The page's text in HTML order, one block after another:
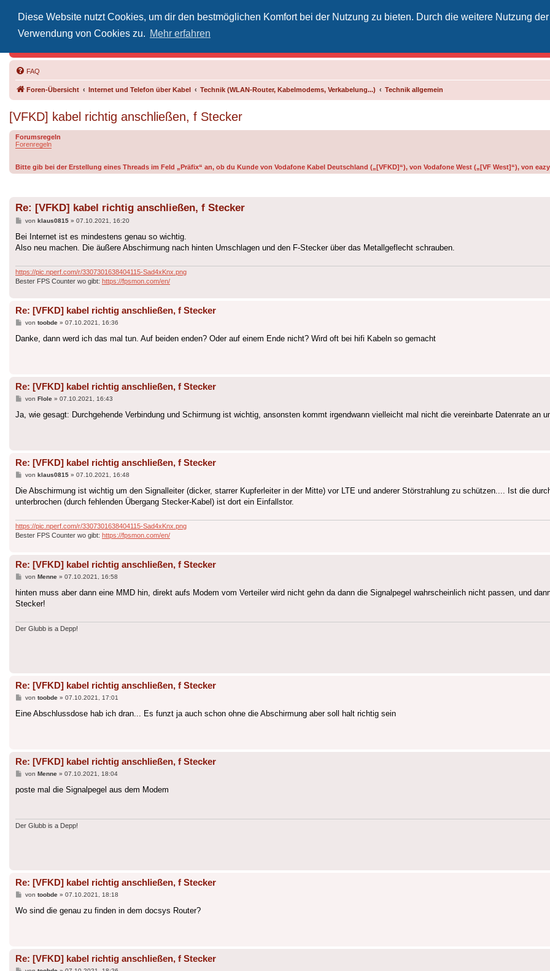
Diese Website nutzt Cookies, um dir den bestmöglichen Komfort bei der Nutzung zu bieten. Durch die weitere Nutzung
Verwendung von Cookies zu. Mehr erfahren
FAQ
Foren-Übersicht Internet und Telefon über Kabel Technik (WLAN-Router, Kabelmodems, Verkabelung...) Technik allgemein
[VFKD] kabel richtig anschließen, f Stecker
Forumsregeln
Forenregeln
Bitte gib bei der Erstellung eines Threads im Feld „Präfix“ an, ob du Kunde von Vodafone Kabel Deutschland („[VFKD]“), von Vodafone West („[VF West]“), von
Re: [VFKD] kabel richtig anschließen, f Stecker
Beitrag
von klaus0815» 07.10.2021, 16:20
Bei Internet ist es mindestens genau so wichtig.
Also neu machen. Die äußere Abschirmung nach hinten Umschlagen und den F-Stecker über das Metallgeflecht schrauben.
https://pic.nperf.com/r/3307301638404115-Sad4xKnx.png
Bester FPS Counter wo gibt: https://fpsmon.com/en/
Re: [VFKD] kabel richtig anschließen, f Stecker
Beitrag
von toobde» 07.10.2021, 16:36
Danke, dann werd ich das mal tun. Auf beiden enden? Oder auf einem Ende nicht? Wird oft bei hifi Kabeln so gemacht
Re: [VFKD] kabel richtig anschließen, f Stecker
Beitrag
von Flole» 07.10.2021, 16:43
Ja, wie gesagt: Durchgehende Verbindung und Schirmung ist wichtig, ansonsten kommt irgendwann vielleicht mal nicht die vereinbarte Datenrate an
Re: [VFKD] kabel richtig anschließen, f Stecker
Beitrag
von klaus0815» 07.10.2021, 16:48
Die Abschirmung ist wichtig um den Signalleiter (dicker, starrer Kupferleiter in der Mitte) vor LTE und anderer Störstrahlung zu schützen.... Ist die
unterbrochen (durch fehlenden Übergang Stecker-Kabel) ist dort ein Einfallstor.
https://pic.nperf.com/r/3307301638404115-Sad4xKnx.png
Bester FPS Counter wo gibt: https://fpsmon.com/en/
Re: [VFKD] kabel richtig anschließen, f Stecker
Beitrag
von Menne» 07.10.2021, 16:58
hinten muss aber dann eine MMD hin, direkt aufs Modem vom Verteiler wird nicht gehn da dann die Signalpegel wahrscheinlich nicht passen, und
Stecker!
Der Glubb is a Depp!
Re: [VFKD] kabel richtig anschließen, f Stecker
Beitrag
von toobde» 07.10.2021, 17:01
Eine Abschlussdose hab ich dran... Es funzt ja auch schon ohne die Abschirmung aber soll halt richtig sein
Re: [VFKD] kabel richtig anschließen, f Stecker
Beitrag
von Menne» 07.10.2021, 18:04
poste mal die Signalpegel aus dem Modem
Der Glubb is a Depp!
Re: [VFKD] kabel richtig anschließen, f Stecker
Beitrag
von toobde» 07.10.2021, 18:18
Wo sind die genau zu finden in dem docsys Router?
Re: [VFKD] kabel richtig anschließen, f Stecker